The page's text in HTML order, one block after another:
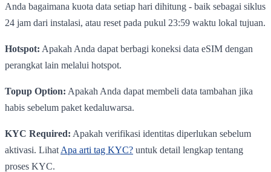
Anda bagaimana kuota data setiap hari dihitung - baik sebagai siklus
24 jam dari instalasi, atau reset pada pukul 23:59 waktu lokal tujuan.
Hotspot: Apakah Anda dapat berbagi koneksi data eSIM dengan
perangkat lain melalui hotspot.
Topup Option: Apakah Anda dapat membeli data tambahan jika
habis sebelum paket kedaluwarsa.
KYC Required: Apakah verifikasi identitas diperlukan sebelum
aktivasi. Lihat Apa arti tag KYC? untuk detail lengkap tentang
proses KYC.